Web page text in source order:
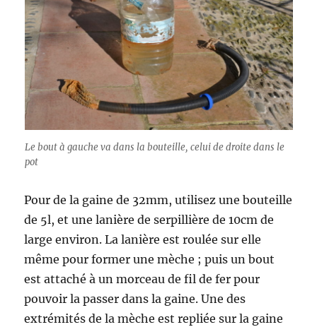
Le bout à gauche va dans la bouteille, celui de droite dans le
pot
Pour de la gaine de 32mm, utilisez une bouteille
de 5l, et une lanière de serpillière de 10cm de
large environ. La lanière est roulée sur elle
même pour former une mèche ; puis un bout
est attaché à un morceau de fil de fer pour
pouvoir la passer dans la gaine. Une des
extrémités de la mèche est repliée sur la gaine